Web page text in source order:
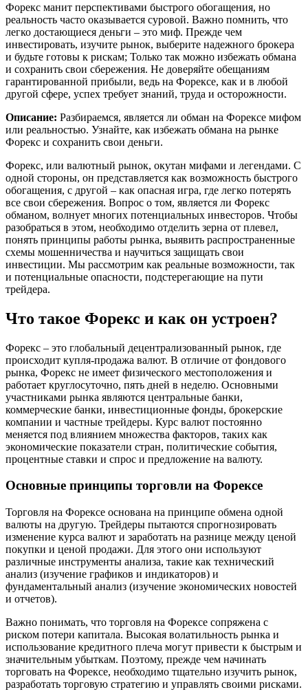
Форекс манит перспективами быстрого обогащения, но
реальность часто оказывается суровой. Важно помнить, что
легко достающиеся деньги – это миф. Прежде чем
инвестировать, изучите рынок, выберите надежного брокера
и будьте готовы к рискам; Только так можно избежать обмана
и сохранить свои сбережения. Не доверяйте обещаниям
гарантированной прибыли, ведь на Форексе, как и в любой
другой сфере, успех требует знаний, труда и осторожности.
Описание: Разбираемся, является ли обман на Форексе мифом
или реальностью. Узнайте, как избежать обмана на рынке
Форекс и сохранить свои деньги.
Форекс, или валютный рынок, окутан мифами и легендами. С
одной стороны, он представляется как возможность быстрого
обогащения, с другой – как опасная игра, где легко потерять
все свои сбережения. Вопрос о том, является ли Форекс
обманом, волнует многих потенциальных инвесторов. Чтобы
разобраться в этом, необходимо отделить зерна от плевел,
понять принципы работы рынка, выявить распространенные
схемы мошенничества и научиться защищать свои
инвестиции. Мы рассмотрим как реальные возможности, так
и потенциальные опасности, подстерегающие на пути
трейдера.
Что такое Форекс и как он устроен?
Форекс – это глобальный децентрализованный рынок, где
происходит купля-продажа валют. В отличие от фондового
рынка, Форекс не имеет физического местоположения и
работает круглосуточно, пять дней в неделю. Основными
участниками рынка являются центральные банки,
коммерческие банки, инвестиционные фонды, брокерские
компании и частные трейдеры. Курс валют постоянно
меняется под влиянием множества факторов, таких как
экономические показатели стран, политические события,
процентные ставки и спрос и предложение на валюту.
Основные принципы торговли на Форексе
Торговля на Форексе основана на принципе обмена одной
валюты на другую. Трейдеры пытаются спрогнозировать
изменение курса валют и заработать на разнице между ценой
покупки и ценой продажи. Для этого они используют
различные инструменты анализа, такие как технический
анализ (изучение графиков и индикаторов) и
фундаментальный анализ (изучение экономических новостей
и отчетов).
Важно понимать, что торговля на Форексе сопряжена с
риском потери капитала. Высокая волатильность рынка и
использование кредитного плеча могут привести к быстрым и
значительным убыткам. Поэтому, прежде чем начинать
торговать на Форексе, необходимо тщательно изучить рынок,
разработать торговую стратегию и управлять своими рисками.